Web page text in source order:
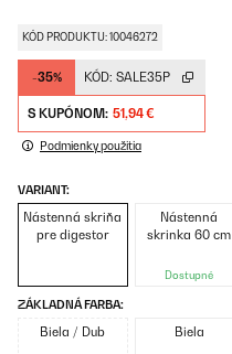
KÓD PRODUKTU: 10046272
-35% KÓD: SALE35P
S KUPÓNOM: 51,94 €
Podmienky použitia
VARIANT:
Nástenná skriňa
pre digestor
Nástenná
skrinka 60 cm
Dostupné
ZÁKLADNÁ FARBA:
Biela / Dub Biela